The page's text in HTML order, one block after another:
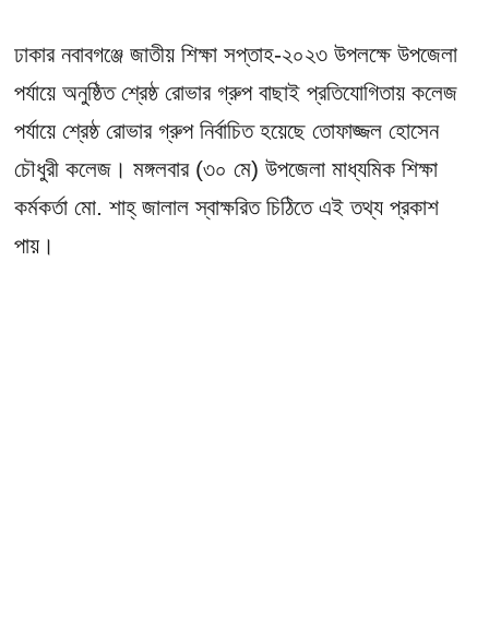
ঢাকার নবাবগঞ্জে জাতীয় শিক্ষা সপ্তাহ-২০২৩ উপলক্ষে উপজেলা
পর্যায়ে অনুষ্ঠিত শ্রেষ্ঠ রোভার গ্রুপ বাছাই প্রতিযোগিতায় কলেজ
পর্যায়ে শ্রেষ্ঠ রোভার গ্রুপ নির্বাচিত হয়েছে তোফাজ্জল হোসেন
চৌধুরী কলেজ। মঙ্গলবার (৩০ মে) উপজেলা মাধ্যমিক শিক্ষা
কর্মকর্তা মো. শাহ্ জালাল স্বাক্ষরিত চিঠিতে এই তথ্য প্রকাশ
পায়।